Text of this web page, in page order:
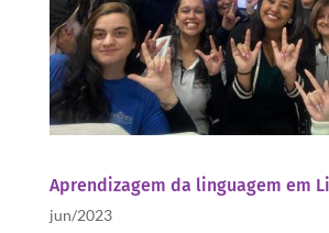
Aprendizagem da linguagem em
jun/2023